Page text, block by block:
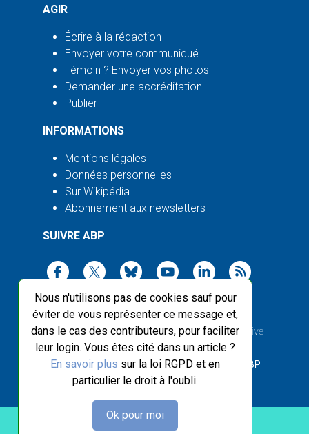
Nous n'utilisons pas de cookies sauf pour
éviter de vous représenter ce message et,
dans le cas des contributeurs, pour faciliter
leur login. Vous êtes cité dans un article ?
En savoir plus sur la loi RGPD et en
particulier le droit à l'oubli.
Ok pour moi
AGIR
Écrire à la rédaction
Envoyer votre communiqué
Témoin ? Envoyer vos photos
Demander une accréditation
Publier
INFORMATIONS
Mentions légales
Données personnelles
Sur Wikipédia
Abonnement aux newsletters
SUIVRE ABP
2003-2026 ©Agence Bretagne Presse, sauf Creative
Commons
Front-end design :Breizhek Studio , Back-end : ABP